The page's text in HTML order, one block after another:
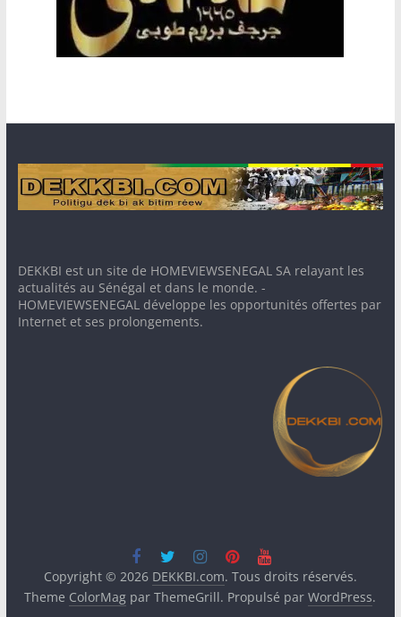
DEKKBI est un site de HOMEVIEWSENEGAL SA relayant les
actualités au Sénégal et dans le monde. -
HOMEVIEWSENEGAL développe les opportunités offertes par
Internet et ses prolongements.
Copyright © 2026 DEKKBI.com. Tous droits réservés.
Theme ColorMag par ThemeGrill. Propulsé parWordPress.